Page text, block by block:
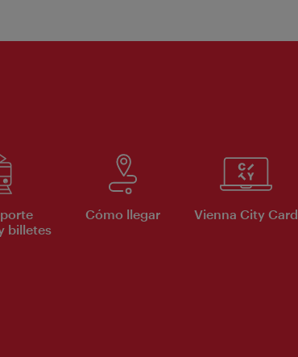
billetes
Cómo llegar Vienna City Card